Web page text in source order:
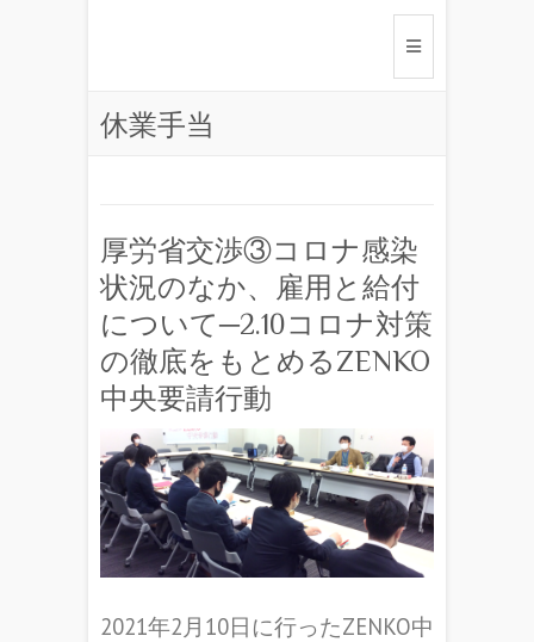
休業手当
厚労省交渉③コロナ感染
状況のなか、雇用と給付
について─2.10コロナ対策
の徹底をもとめるZENKO
中央要請行動
2021年2月10日に行ったZENKO中